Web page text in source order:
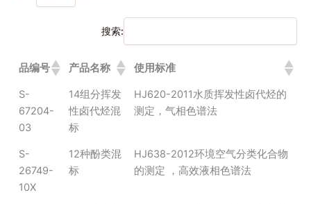
搜索:
品编号 产品名称 使用标准
S-
67204-
03
14组分挥发
性卤代烃混
标
HJ620-2011水质挥发性卤代烃的
测定，气相色谱法
S-
26749-
10X
12种酚类混
标
HJ638-2012环境空气分类化合物
的测定 ，高效液相色谱法